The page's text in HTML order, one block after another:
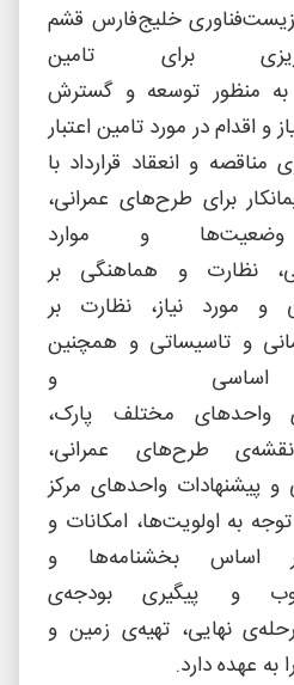
زيست‌فناوری خليج‌فارس قشم
برای تامين
به منظور توسعه و گسترش
و اقدام در مورد تامين اعتبار
مناقصه و انعقاد قرارداد با
برای طرح‌های عمرانی،
و موارد
نظارت و هماهنگی بر
و مورد نياز، نظارت بر
و تاسيساتی و همچنين
اساسی و
واحدهای مختلف پارک،
طرح‌های عمرانی،
پيشنهادات واحدهای مركز
به اولويت‌ها، امكانات و
اساس بخشنامه‌ها و
و پيگيری بودجه‌ی
نهايی، تهيه‌ی زمين و
عهده دارد.